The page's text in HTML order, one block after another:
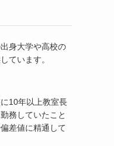
身大学や高校の
ています。
10年以上教室長
務していたこと
差値に精通して